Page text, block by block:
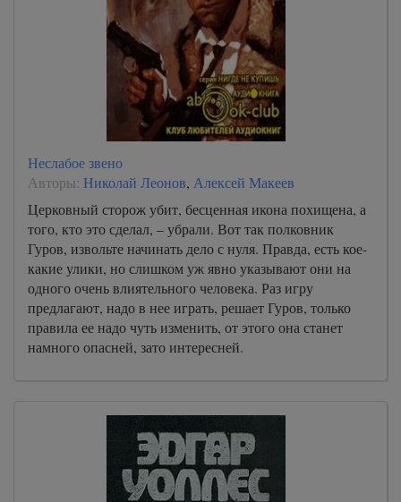
Неслабое звено
Авторы: Николай Леонов, Алексей Макеев
Церковный сторож убит, бесценная икона похищена, а
того, кто это сделал, – убрали. Вот так полковник
Гуров, извольте начинать дело с нуля. Правда, есть кое-
какие улики, но слишком уж явно указывают они на
одного очень влиятельного человека. Раз игру
предлагают, надо в нее играть, решает Гуров, только
правила ее надо чуть изменить, от этого она станет
намного опасней, зато интересней.